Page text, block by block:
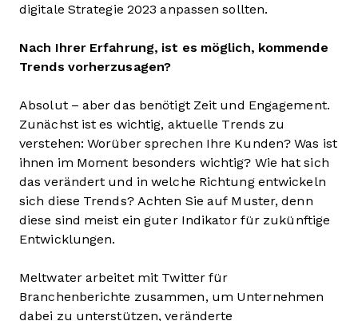
digitale Strategie 2023 anpassen sollten.
Nach Ihrer Erfahrung, ist es möglich, kommende
Trends vorherzusagen?
Absolut – aber das benötigt Zeit und Engagement.
Zunächst ist es wichtig, aktuelle Trends zu
verstehen: Worüber sprechen Ihre Kunden? Was ist
ihnen im Moment besonders wichtig? Wie hat sich
das verändert und in welche Richtung entwickeln
sich diese Trends? Achten Sie auf Muster, denn
diese sind meist ein guter Indikator für zukünftige
Entwicklungen.
Meltwater arbeitet mit Twitter für
Branchenberichte zusammen, um Unternehmen
dabei zu unterstützen, veränderte